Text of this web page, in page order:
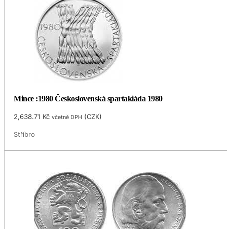
Mince :1980 Československá spartakiáda 1980
2,638.71 Kč včetně DPH (CZK)
Stříbro